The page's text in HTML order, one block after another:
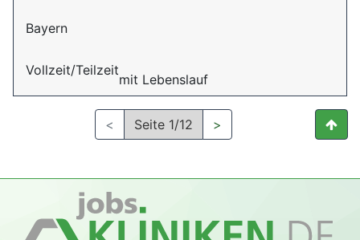
Bayern
Vollzeit/Teilzeit
mit Lebenslauf
< Seite 1/12 >